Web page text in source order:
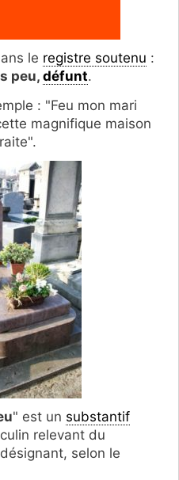
le registre soutenu :
peu, défunt.
: "Feu mon mari
magnifique maison
" est un substantif
relevant du
selon le